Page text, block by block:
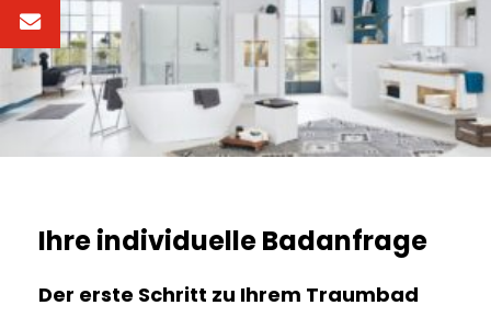
Ihre individuelle Badanfrage
Der erste Schritt zu Ihrem Traumbad